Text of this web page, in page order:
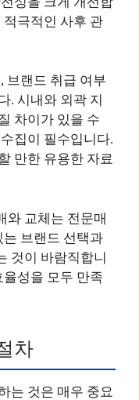
극적인 사후 관
브랜드 취급 여부
. 시내와 외곽 지
차이가 있을 수
집이 필수입니다.
만한 유용한 자료
와 교체는 전문매
브랜드 선택과
것이 바람직합니
성을 모두 만족
차
는 것은 매우 중요